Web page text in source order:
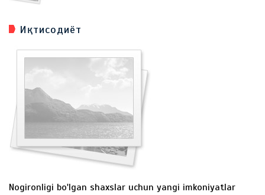
Иқтисодиёт
Nogironligi bo'lgan shaxslar uchun yangi imkoniyatlar